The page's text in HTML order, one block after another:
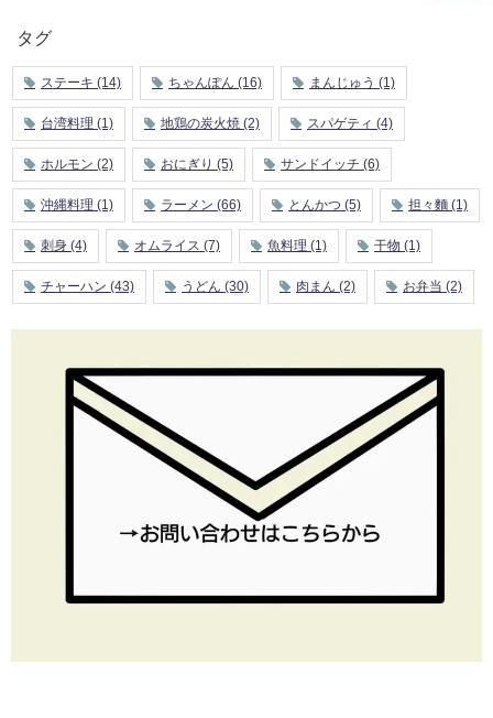
タグ
ステーキ (14) ちゃんぽん (16) まんじゅう (1)
台湾料理 (1) 地鶏の炭火焼 (2) スパゲティ (4)
ホルモン (2) おにぎり (5) サンドイッチ (6)
沖縄料理 (1) ラーメン (66) とんかつ (5) 担々麵 (1)
刺身 (4) オムライス (7) 魚料理 (1) 干物 (1)
チャーハン (43) うどん (30) 肉まん (2) お弁当 (2)